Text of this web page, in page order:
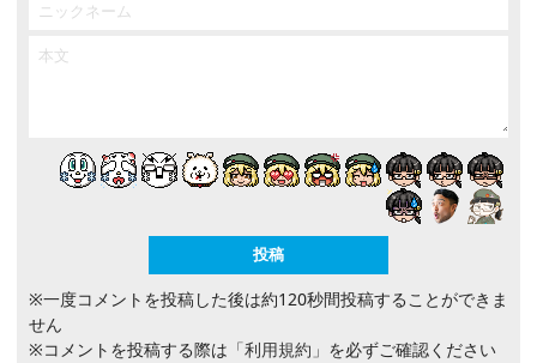
※一度コメントを投稿した後は約120秒間投稿することができま
せん
※コメントを投稿する際は 「利用規約」 を必ずご確認ください